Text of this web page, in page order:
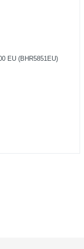
EU (BHR5851EU)